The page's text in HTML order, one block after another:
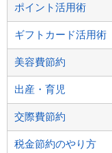
ポイント活用術
ギフトカード活用術
美容費節約
出産・育児
交際費節約
税金節約のやり方